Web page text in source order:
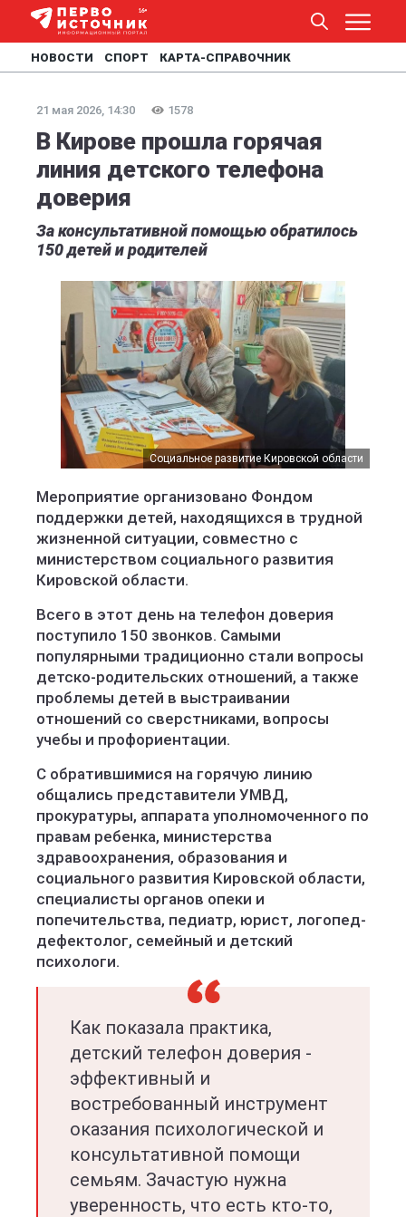
НОВОСТИ СПОРТ КАРТА-СПРАВОЧНИК
21 мая 2026, 14:30 1578
В Кирове прошла горячая
линия детского телефона
доверия
За консультативной помощью обратилось
150 детей и родителей
Социальное развитие Кировской области
Мероприятие организовано Фондом
поддержки детей, находящихся в трудной
жизненной ситуации, совместно с
министерством социального развития
Кировской области.
Всего в этот день на телефон доверия
поступило 150 звонков. Самыми
популярными традиционно стали вопросы
детско-родительских отношений, а также
проблемы детей в выстраивании
отношений со сверстниками, вопросы
учебы и профориентации.
С обратившимися на горячую линию
общались представители УМВД,
прокуратуры, аппарата уполномоченного по
правам ребенка, министерства
здравоохранения, образования и
социального развития Кировской области,
специалисты органов опеки и
попечительства, педиатр, юрист, логопед-
дефектолог, семейный и детский
психологи.
Как показала практика,
детский телефон доверия -
эффективный и
востребованный инструмент
оказания психологической и
консультативной помощи
семьям. Зачастую нужна
уверенность, что есть кто-то,